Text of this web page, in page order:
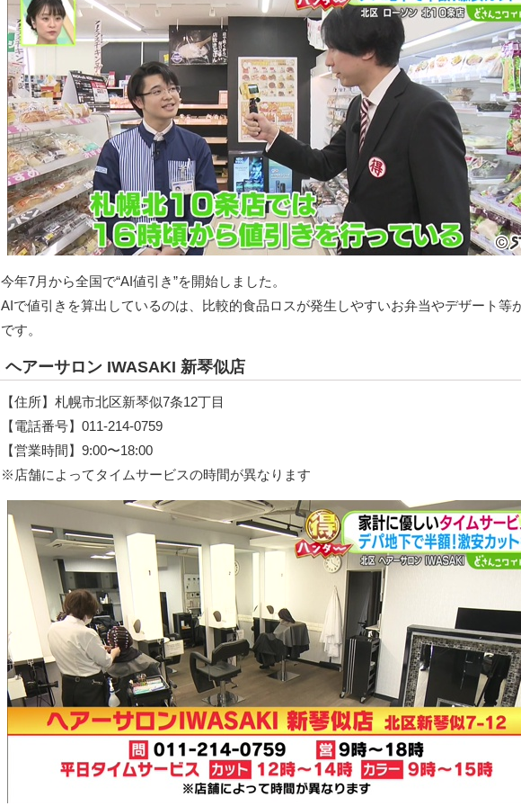
今年7月から全国で“AI値引き”を開始しました。
AIで値引きを算出しているのは、比較的食品ロスが発生しやすいお弁当やデザート等
です。
ヘアーサロン IWASAKI 新琴似店
【住所】札幌市北区新琴似7条12丁目
【電話番号】011-214-0759
【営業時間】9:00〜18:00
※店舗によってタイムサービスの時間が異なります